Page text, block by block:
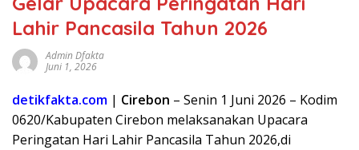
Lahir Pancasila Tahun 2026
Admin Dfakta
Juni 1, 2026
detikfakta.com | Cirebon – Senin 1 Juni 2026 – Kodim
0620/Kabupaten Cirebon melaksanakan Upacara
Peringatan Hari Lahir Pancasila Tahun 2026,di